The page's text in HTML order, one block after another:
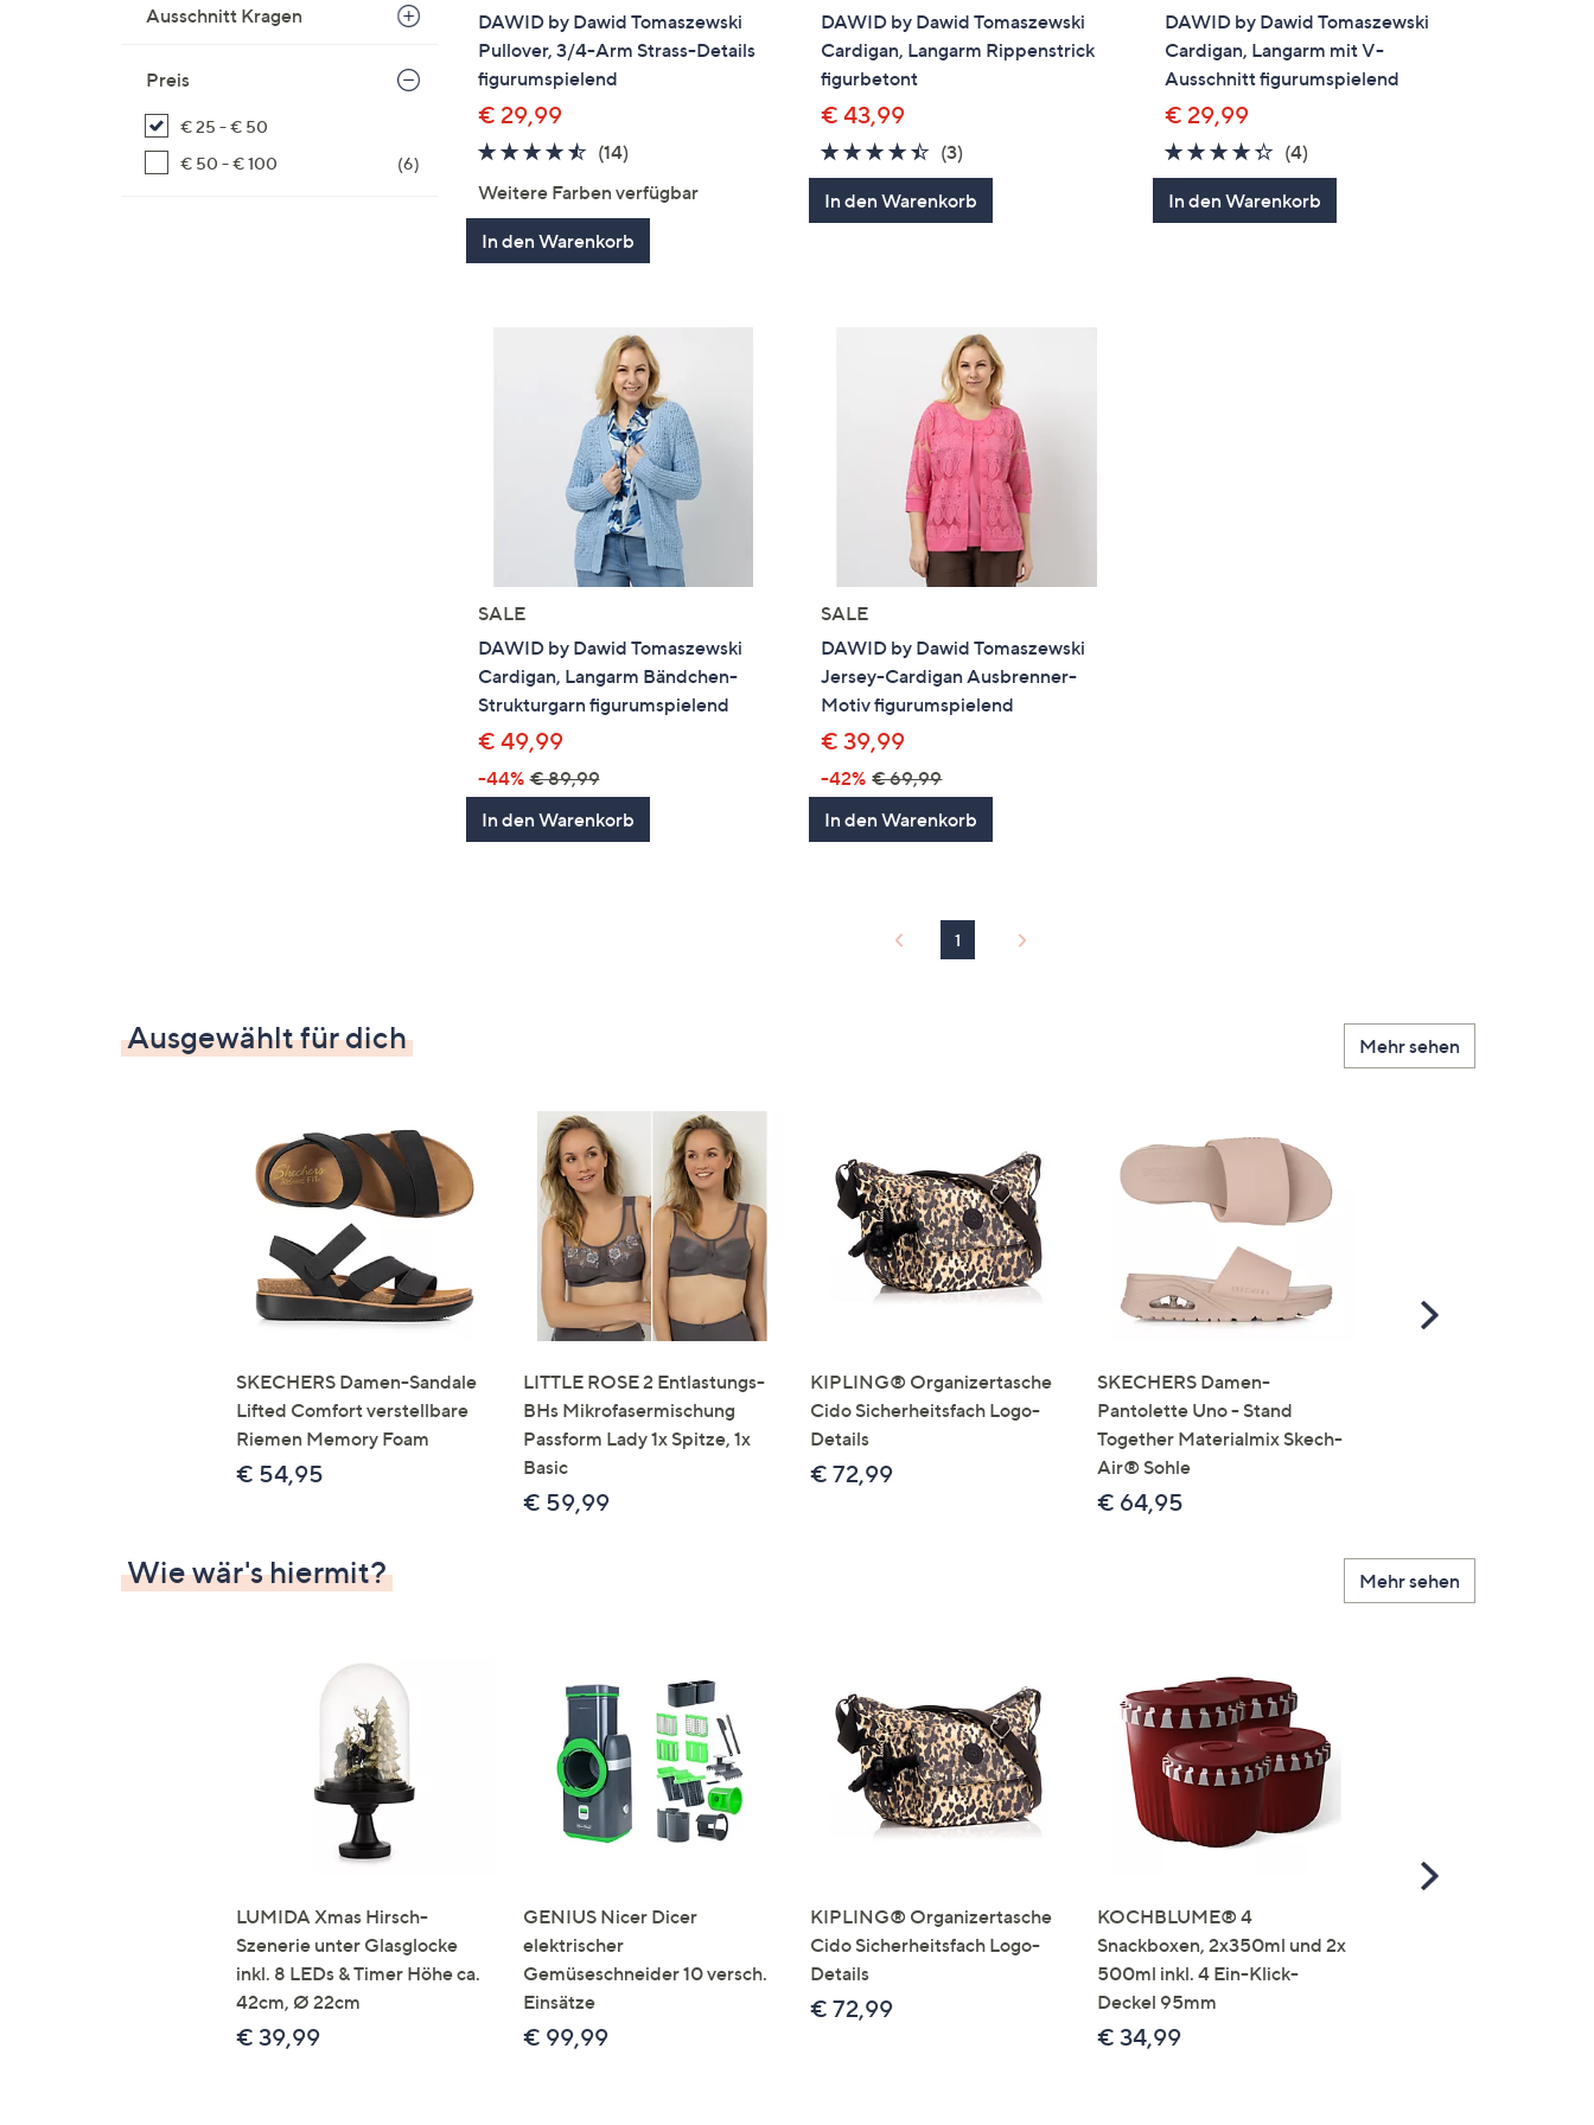
Ausschnitt Kragen
Preis
€ 25 - € 50
€ 50 - € 100
(6)
DAWID by Dawid Tomaszewski
Pullover, 3/4-Arm Strass-Details
figurumspielend
€ 29,99
4.4
5
(14)14
Weitere Farben verfügbar
In den Warenkorb
DAWID by Dawid Tomaszewski
Cardigan, Langarm Rippenstrick
figurbetont
€ 43,99
4.3
von
5
(3)
Bewertungen
In den Warenkorb
DAWID by Dawid Tomaszewski
Cardigan, Langarm mit V-
Ausschnitt figurumspielend
€ 29,99
4.2
von
5
(4)
Bewertungen
In den Warenkorb
SALE
DAWID by Dawid Tomaszewski
Cardigan, Langarm Bändchen-
Strukturgarn figurumspielend
€ 49,99
-44% € 89,99
In den Warenkorb
SALE
DAWID by Dawid Tomaszewski
Jersey-Cardigan Ausbrenner-
Motiv figurumspielend
€ 39,99
-42% € 69,99
In den Warenkorb
1
Ausgewählt für dich Mehr sehen
SKECHERS Damen-Sandale
Lifted Comfort verstellbare
Riemen Memory Foam
€ 54,95
LITTLE ROSE 2 Entlastungs-
BHs Mikrofasermischung
Passform Lady 1x Spitze, 1x
Basic
€ 59,99
KIPLING® Organizertasche
Cido Sicherheitsfach Logo-
Details
€ 72,99
SKECHERS Damen-
Pantolette Uno - Stand
Together Materialmix Skech-
Air® Sohle
€ 64,95
Scroll
Wie wär's hiermit? Mehr sehen
LUMIDA Xmas Hirsch-
Szenerie unter Glasglocke
inkl. 8 LEDs & Timer Höhe ca.
42cm, Ø 22cm
€ 39,99
GENIUS Nicer Dicer
elektrischer
Gemüseschneider 10 versch.
Einsätze
€ 99,99
KIPLING® Organizertasche
Cido Sicherheitsfach Logo-
Details
€ 72,99
KOCHBLUME® 4
Snackboxen, 2x350ml und 2x
500ml inkl. 4 Ein-Klick-
Deckel 95mm
€ 34,99
Scroll